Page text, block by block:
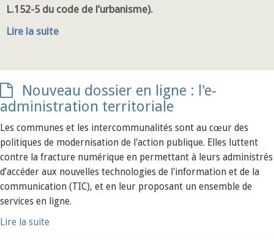
L.152-5 du code de l’urbanisme).
Lire la suite
Nouveau dossier en ligne : l'e-
administration territoriale
Les communes et les intercommunalités sont au cœur des
politiques de modernisation de l'action publique. Elles luttent
contre la fracture numérique en permettant à leurs administrés
d’accéder aux nouvelles technologies de l'information et de la
communication (TIC), et en leur proposant un ensemble de
services en ligne.
Lire la suite